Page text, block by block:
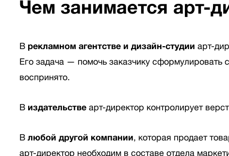
Чем занимается арт-
В рекламном агентстве и дизайн-студии арт-
Его задача — помочь заказчику сформулировать
воспринято.
В издательстве арт-директор контролирует
В любой другой компании, которая продает
арт-директор необходим в составе отдела